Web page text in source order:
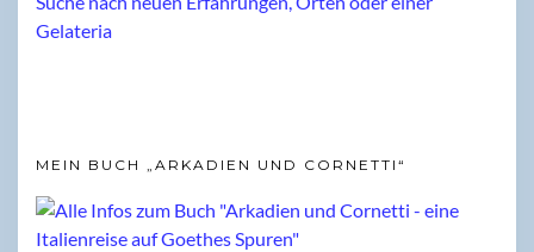
MEIN BUCH „ARKADIEN UND CORNETTI“